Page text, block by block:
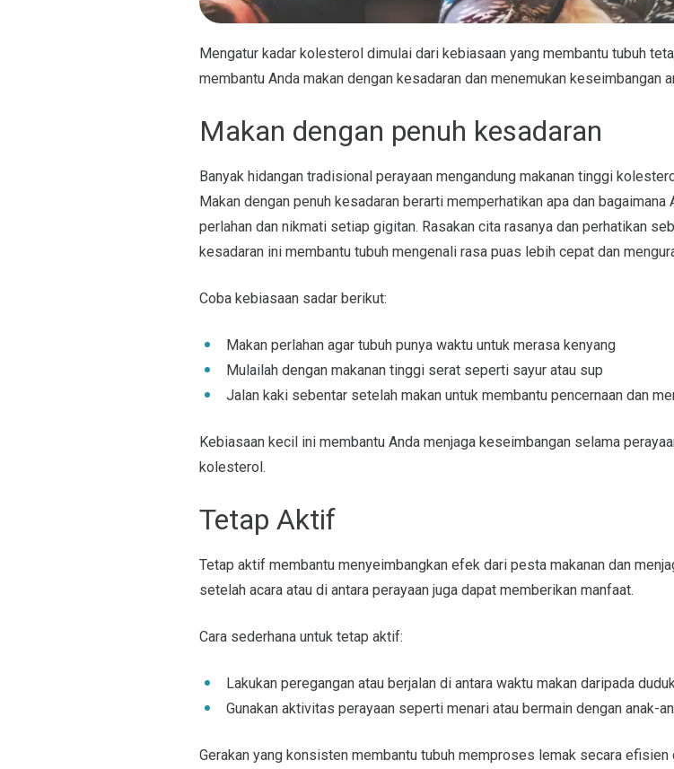
Mengatur kadar kolesterol dimulai dari kebiasaan yang membantu tubuh
membantu Anda makan dengan kesadaran dan menemukan keseimbangan
Makan dengan penuh kesadaran
Banyak hidangan tradisional perayaan mengandung makanan tinggi
Makan dengan penuh kesadaran berarti memperhatikan apa dan bagaimana
perlahan dan nikmati setiap gigitan. Rasakan cita rasanya dan perhatikan
kesadaran ini membantu tubuh mengenali rasa puas lebih cepat dan
Coba kebiasaan sadar berikut:
Makan perlahan agar tubuh punya waktu untuk merasa kenyang
Mulailah dengan makanan tinggi serat seperti sayur atau sup
Jalan kaki sebentar setelah makan untuk membantu pencernaan dan
Kebiasaan kecil ini membantu Anda menjaga keseimbangan selama
kolesterol.
Tetap Aktif
Tetap aktif membantu menyeimbangkan efek dari pesta makanan dan
setelah acara atau di antara perayaan juga dapat memberikan manfaat.
Cara sederhana untuk tetap aktif:
Lakukan peregangan atau berjalan di antara waktu makan daripada
Gunakan aktivitas perayaan seperti menari atau bermain dengan anak-
Gerakan yang konsisten membantu tubuh memproses lemak secara efisien